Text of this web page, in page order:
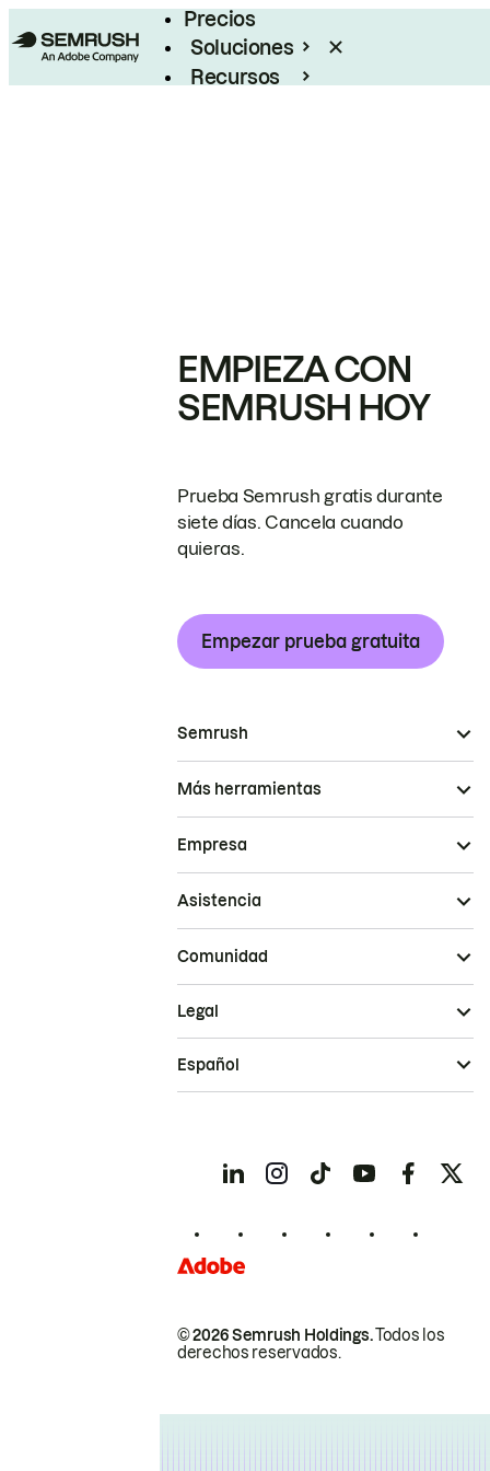
Precios
Soluciones
Recursos
EMPIEZA CON
SEMRUSH HOY
Prueba Semrush gratis durante
siete días. Cancela cuando
quieras.
Empezar prueba gratuita
Semrush
Más herramientas
Empresa
Asistencia
Comunidad
© 2026 Semrush Holdings.Todos los
derechos reservados.
Legal
Español